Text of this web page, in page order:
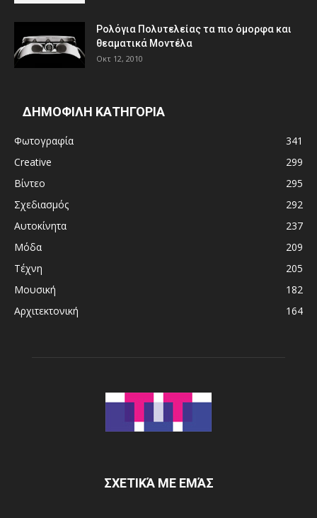
Ρολόγια Πολυτελείας τα πιο όμορφα και
θεαματικά Μοντέλα
Οκτ 12, 2010
ΔΗΜΟΦΙΛΗ ΚΑΤΗΓΟΡΙΑ
Φωτογραφία
341
Creative
299
Βίντεο
295
Σχεδιασμός
292
Αυτοκίνητα
237
Μόδα
209
Τέχνη
205
Μουσική
182
Αρχιτεκτονική
164
ΣΧΕΤΙΚΆ ΜΕ ΕΜΆΣ